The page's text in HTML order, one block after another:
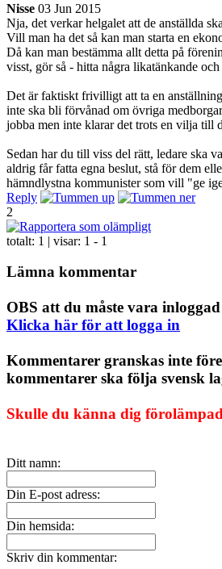
Nisse 03 Jun 2015
Nja, det verkar helgalet att de anställda
Vill man ha det så kan man starta en
Då kan man bestämma allt detta på
visst, gör så - hitta några likatänkande
Det är faktiskt frivilligt att ta en
inte ska bli förvånad om övriga
jobba men inte klarar det trots en vilja till
Sedan har du till viss del rätt, ledare ska
aldrig får fatta egna beslut, stå för dem
hämndlystna kommunister som vill "ge
Reply
2
totalt: 1 | visar: 1 - 1
Lämna kommentar
OBS att du måste vara
Klicka här för att logga in
Kommentarer granskas inte
kommentarer ska följa svensk
Skulle du känna dig
Ditt namn:
Din E-post adress:
Din hemsida:
Skriv din kommentar: